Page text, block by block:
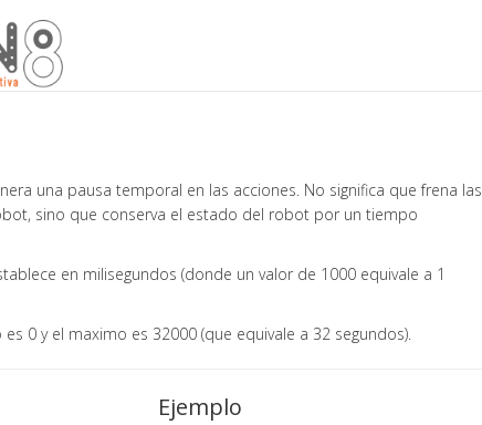
una pausa temporal en las acciones. No significa que frena las
sino que conserva el estado del robot por un tiempo
en milisegundos (donde un valor de 1000 equivale a 1
es 0 y el maximo es 32000 (que equivale a 32 segundos).
Ejemplo